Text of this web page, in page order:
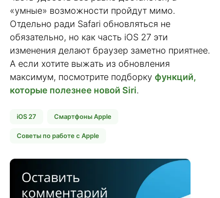
«умные» возможности пройдут мимо.
Отдельно ради Safari обновляться не
обязательно, но как часть iOS 27 эти
изменения делают браузер заметно приятнее.
А если хотите выжать из обновления
максимум, посмотрите подборку функций,
которые полезнее новой Siri.
iOS 27 Смартфоны Apple
Советы по работе с Apple